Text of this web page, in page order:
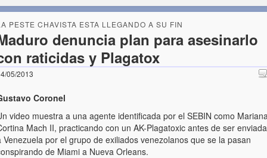
PESTE CHAVISTA ESTA LLEGANDO A SU FIN
denuncia plan para asesinarlo
raticidas y Plagatox
05/2013
Coronel
video muestra a una agente identificada por el SEBIN como
Mach II, practicando con un AK-Plagatoxic antes de ser enviada
Venezuela por el grupo de exiliados venezolanos que se la pasan
de Miami a Nueva Orleans.